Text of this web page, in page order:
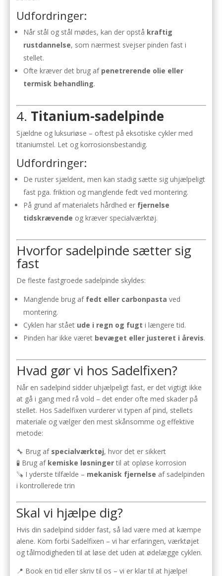
Udfordringer:
Når stål og stål mødes, kan der opstå kraftig
rustdannelse, som nærmest svejser pinden fast i
stellet.
Ofte kræver det brug af penetrerende olie eller
termisk behandling.
4. Titanium-sadelpinde
Sjældne og luksuriøse – oftest på eksotiske cykler med
titaniumstel. Let og korrosionsbestandig.
Udfordringer:
De ruster sjældent, men kan stadig sætte sig uhjælpeligt
fast pga. friktion og manglende fedt ved montering.
På grund af materialets hårdhed erfjernelse
tidskrævende og kræver specialværktøj.
Hvorfor sadelpinde sætter sig
fast
De fleste fastgroede sadelpinde skyldes:
Manglende brug af fedt eller carbonpasta ved
montering.
Cyklen har stået ude i regn og fugt i længere tid.
Pinden har ikke været bevæget eller justeret i årevis.
Hvad gør vi hos Sadelfixen?
Når en sadelpind sidder uhjælpeligt fast, er det vigtigt ikke
at gå i gang med rå vold – det ender ofte med skader på
stellet. Hos Sadelfixen vurderer vi typen af pind, stellets
materiale og vælger den mest skånsomme og effektive
metode:
🔧 Brug af specialværktøj, hvor det er sikkert
🧪 Brug af kemiske løsningertil at opløse korrosion
🪚 I yderste tilfælde – mekanisk fjernelse af sadelpinden
i kontrollerede trin
Skal vi hjælpe dig?
Hvis din sadelpind sidder fast, så lad være med at kæmpe
alene. Kom forbi Sadelfixen – vi har erfaringen, værktøjet
og tålmodigheden til at løse det uden at ødelægge cyklen.
📍 Book en tid eller skriv til os – vi er klar til at hjælpe!